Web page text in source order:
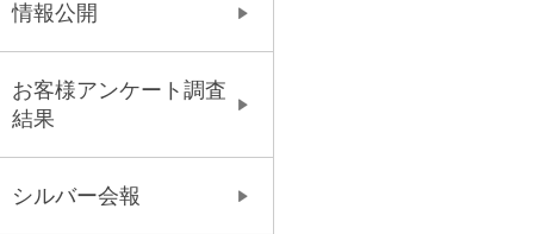
情報公開
お客様アンケート調査
結果
シルバー会報